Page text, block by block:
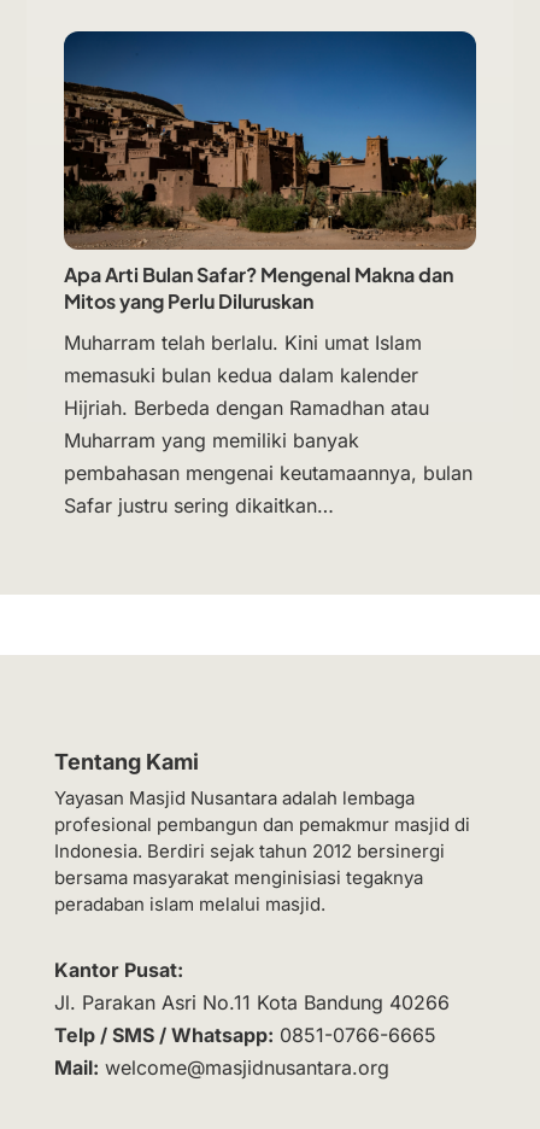
Apa Arti Bulan Safar? Mengenal Makna dan
Mitos yang Perlu Diluruskan
Muharram telah berlalu. Kini umat Islam
memasuki bulan kedua dalam kalender
Hijriah. Berbeda dengan Ramadhan atau
Muharram yang memiliki banyak
pembahasan mengenai keutamaannya, bulan
Safar justru sering dikaitkan…
Tentang Kami
Yayasan Masjid Nusantara adalah lembaga
profesional pembangun dan pemakmur masjid di
Indonesia. Berdiri sejak tahun 2012 bersinergi
bersama masyarakat menginisiasi tegaknya
peradaban islam melalui masjid.
Kantor Pusat:
Jl. Parakan Asri No.11 Kota Bandung 40266
Telp / SMS / Whatsapp: 0851-0766-6665
Mail: welcome@masjidnusantara.org